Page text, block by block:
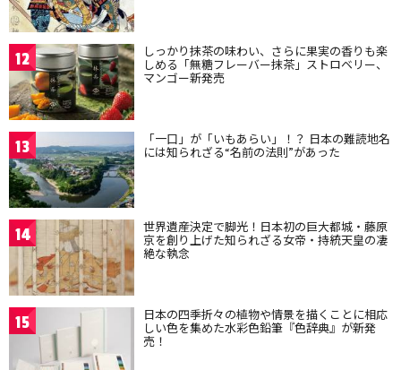
12 しっかり抹茶の味わい、さらに果実の香りも楽
しめる「無糖フレーバー抹茶」ストロベリー、
マンゴー新発売
13 「一口」が「いもあらい」！？ 日本の難読地名
には知られざる“名前の法則”があった
14 世界遺産決定で脚光！日本初の巨大都城・藤原
京を創り上げた知られざる女帝・持統天皇の凄
絶な執念
15 日本の四季折々の植物や情景を描くことに相応
しい色を集めた水彩色鉛筆『色辞典』が新発
売！